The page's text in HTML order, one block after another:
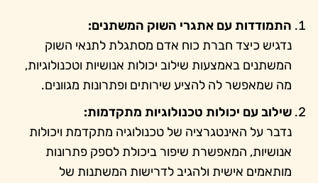
התמודדות עם אתגרי השוק המשתנים:
נדגיש כיצד חברת כוח אדם מסתגלת לתנאי השוק
המשתנים באמצעות שילוב יכולות אנושיות וטכנולוגיות,
מה שמאפשר לה להציע שירותים ופתרונות מגוונים.
שילוב עם יכולות טכנולוגיות מתקדמות:
נדבר על האינטגרציה של טכנולוגיה מתקדמת ויכולות
אנושיות, המאפשרת שיפור ביכולת לספק פתרונות
מותאמים אישית ולהגיב לדרישות המשתנות של